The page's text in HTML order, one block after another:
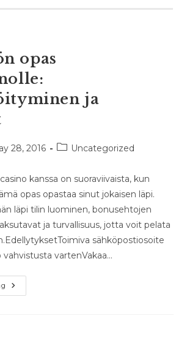
opas
ja
28, 2016
PostUncategorized
kanssa on suoraviivaista, kun
opas opastaa sinut jokaisen läpi.
läpi tilin luominen, bonusehtojen
ja turvallisuus, jotta voit pelata
sähköpostiosoite
vartenVakaa…
Käytännön
Opas